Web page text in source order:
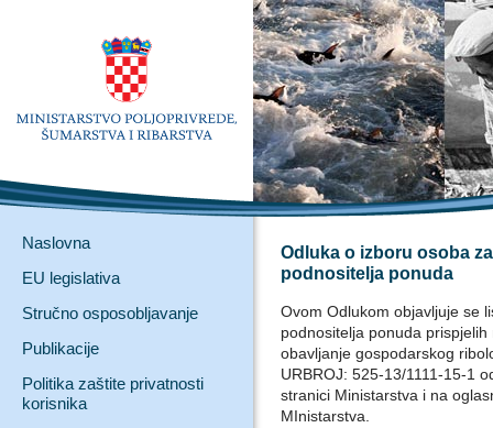
Naslovna
EU legislativa
Stručno osposobljavanje
Publikacije
Politika zaštite privatnosti
korisnika
Odluka o izboru osoba
podnositelja ponuda
Ovom Odlukom objavljuje se
podnositelja ponuda
obavljanje gospodarskog
URBROJ: 525-13/1111-15-1
stranici Ministarstva i na
MInistarstva.